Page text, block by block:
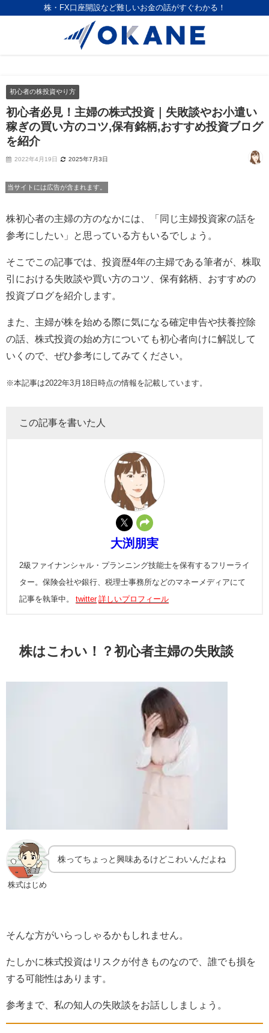
株・FX口座開設など難しいお金の話がすぐわかる！
初心者の株投資やり方
初心者必見！主婦の株式投資｜失敗談やお小遣い
稼ぎの買い方のコツ,保有銘柄,おすすめ投資ブログ
を紹介
2022年4月19日 2025年7月3日
当サイトには広告が含まれます。
株初心者の主婦の方のなかには、「同じ主婦投資家の話を
参考にしたい」と思っている方もいるでしょう。
そこでこの記事では、投資歴4年の主婦である筆者が、株取
引における失敗談や買い方のコツ、保有銘柄、おすすめの
投資ブログを紹介します。
また、主婦が株を始める際に気になる確定申告や扶養控除
の話、株式投資の始め方についても初心者向けに解説して
いくので、ぜひ参考にしてみてください。
※本記事は2022年3月18日時点の情報を記載しています。
この記事を書いた人
大渕朋実
2級ファイナンシャル・プランニング技能士を保有するフリーライ
ター。保険会社や銀行、税理士事務所などのマネーメディアにて
記事を執筆中。 twitter 詳しいプロフィール
株はこわい！？初心者主婦の失敗談
株式はじめ
株ってちょっと興味あるけどこわいんだよね
そんな方がいらっしゃるかもしれません。
たしかに株式投資はリスクが付きものなので、誰でも損を
する可能性はあります。
参考まで、私の知人の失敗談をお話ししましょう。